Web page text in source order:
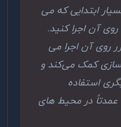
ابتدایی که می
آن اجرا کنید.
روی آن اجرا می
کمک می‌کند و
استفاده
نمایید. هایپروایزرهای نوع 1 عمدتاً در محیط های